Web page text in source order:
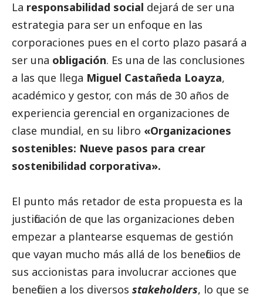
La responsabilidad social dejará de ser una
estrategia para ser un enfoque en las
corporaciones pues en el corto plazo pasará a
ser una obligación. Es una de las conclusiones
a las que llega Miguel Castañeda Loayza,
académico y gestor, con más de 30 años de
experiencia gerencial en organizaciones de
clase mundial, en su libro «Organizaciones
sostenibles: Nueve pasos para crear
sostenibilidad corporativa».
El punto más retador de esta propuesta es la
justificación de que las organizaciones deben
empezar a plantearse esquemas de gestión
que vayan mucho más allá de los beneficios de
sus accionistas para involucrar acciones que
beneficien a los diversos stakeholders, lo que se